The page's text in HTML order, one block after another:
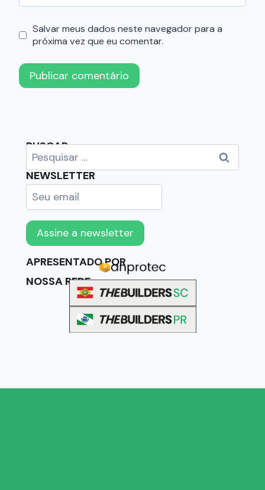
Salvar meus dados neste navegador para a
próxima vez que eu comentar.
BUSCAR
NEWSLETTER
APRESENTADO POR
NOSSA REDE